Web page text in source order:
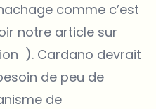
comme c’est
notre article sur
). Cardano devrait
de peu de
de